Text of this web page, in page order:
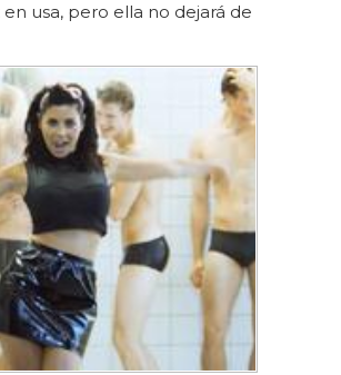
usa, pero ella no dejará de